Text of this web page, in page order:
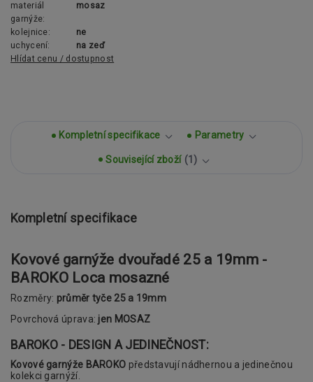
materiál
garnýže:
mosaz
kolejnice:
ne
uchycení:
na zeď
Hlídat cenu / dostupnost
Kompletní specifikace Parametry
Související zboží 1
Kompletní specifikace
Kovové garnýže dvouřadé 25 a 19mm -
BAROKO Loca mosazné
Rozměry: průměr tyče 25 a 19mm
Povrchová úprava: jen MOSAZ
BAROKO - DESIGN A JEDINEČNOST:
Kovové garnýže BAROKO představují nádhernou a jedinečnou
kolekci garnýží.